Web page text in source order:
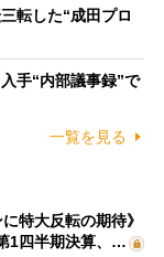
転した“成田プロ
手“内部議事録”で
一覧を見る
特大反転の期待》
1四半期決算、…